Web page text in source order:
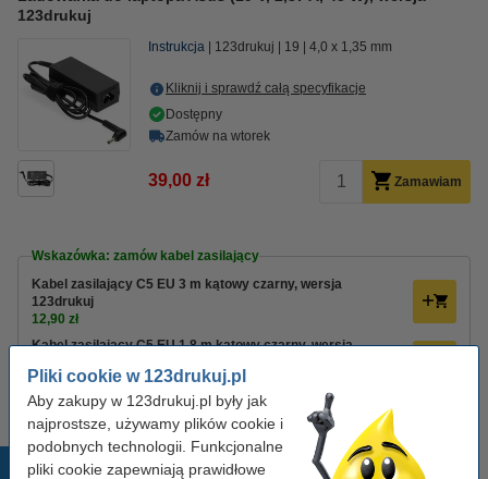
Pliki cookie w 123drukuj.pl
Aby zakupy w 123drukuj.pl były jak
najprostsze, używamy plików cookie i
podobnych technologii. Funkcjonalne
pliki cookie zapewniają prawidłowe
123drukuj
Instrukcja 123drukuj 19 4,0 x 1,35 mm
Kliknij i sprawdź całą specyfikacje
Dostępny
Zamów na wtorek
39,00 zł Zamawiam
Wskazówka: zamów kabel zasilający
Kabel zasilający C5 EU 3 m kątowy czarny, wersja
123drukuj
12,90 zł
Kabel zasilający C5 EU 1,8 m kątowy czarny, wersja
8,90 zł
Popularne produkty